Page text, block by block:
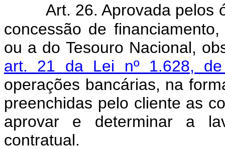
Art. 26. Aprovada pelos
concessão de
ou a do Tesouro Nacional,
art. 21 da Lei nº 1.628,
operações bancárias, na
preenchidas pelo cliente as
aprovar e determinar a
contratual.